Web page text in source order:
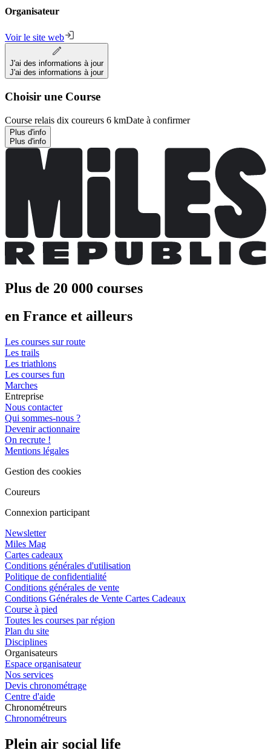
Organisateur
Voir le site web
J'ai des informations à jour
J'ai des informations à jour
Choisir une Course
Course relais dix coureurs 6 kmDate à confirmer
Plus d'info
Plus d'info
Plus de 20 000 courses
en France et ailleurs
Les courses sur route
Les trails
Les triathlons
Les courses fun
Marches
Entreprise
Nous contacter
Qui sommes-nous ?
Devenir actionnaire
On recrute !
Mentions légales
Gestion des cookies
Coureurs
Connexion participant
Newsletter
Miles Mag
Cartes cadeaux
Conditions générales d'utilisation
Politique de confidentialité
Conditions générales de vente
Conditions Générales de Vente Cartes Cadeaux
Course à pied
Toutes les courses par région
Plan du site
Disciplines
Organisateurs
Espace organisateur
Nos services
Devis chronométrage
Centre d'aide
Chronométreurs
Chronométreurs
Plein air social life